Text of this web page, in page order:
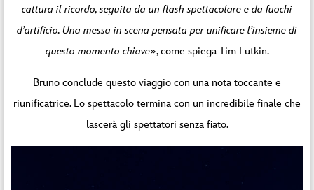
cattura il ricordo, seguita da un flash spettacolare e da fuochi
d’artificio. Una messa in scena pensata per unificare l’insieme di
questo momento chiave», come spiega Tim Lutkin.
Bruno conclude questo viaggio con una nota toccante e
riunificatrice. Lo spettacolo termina con un incredibile finale che
lascerà gli spettatori senza fiato.